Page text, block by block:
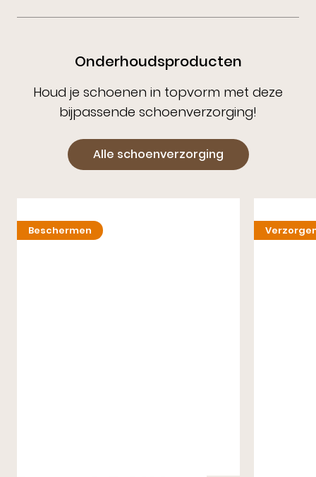
Onderhoudsproducten
Houd je schoenen in topvorm met deze
bijpassende schoenverzorging!
Alle schoenverzorging
Beschermen